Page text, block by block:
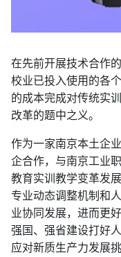
在先前开展技术合作
校业已投入使用的各
的成本完成对传统实
改革的题中之义。
作为一家南京本土企
企合作，与南京工业
教育实训教学变革发
专业动态调整机制和
业协同发展，进而更
强国、强省建设打好
应对新质生产力发展